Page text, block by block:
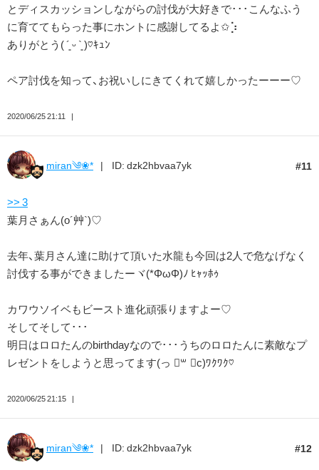
とディスカッションしながらの討伐が大好きで･･･こんなふう
に育ててもらった事にホントに感謝してるよ✩⡱
ありがとう( ´͈ ᵕ `͈ )♡ｷｭﾝ
ペア討伐を知って、お祝いしにきてくれて嬉しかったーーー♡
2020/06/25 21:11
11
miran༄❀* ID: dzk2hbvaa7yk
>> 3
葉月さぁん(o´艸`)♡
去年、葉月さん達に助けて頂いた水龍も今回は2人で危なげなく
討伐する事ができましたーヾ(*ΦωΦ)ﾉ ﾋｬｯﾎｩ
カワウソイベもビースト進化頑張りますよー♡
そしてそして･･･
明日はロロたんのbirthdayなので･･･うちのロロたんに素敵なプ
レゼントをしようと思ってます(っ ॑꒳ ॑c)ﾜｸﾜｸ♡
2020/06/25 21:15
12
miran༄❀* ID: dzk2hbvaa7yk